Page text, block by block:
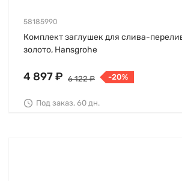
58185990
Комплект заглушек для слива-
золото, Hansgrohe
4 897 ₽ 6 122 ₽ -20%
Под заказ, 60 дн.